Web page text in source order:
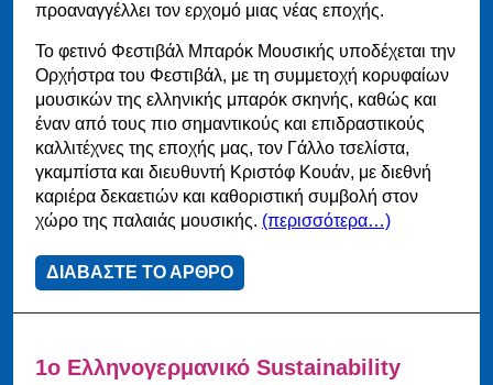
προαναγγέλλει τον ερχομό μιας νέας εποχής.
Το φετινό Φεστιβάλ Μπαρόκ Μουσικής υποδέχεται την
Ορχήστρα του Φεστιβάλ, με τη συμμετοχή κορυφαίων
μουσικών της ελληνικής μπαρόκ σκηνής, καθώς και
έναν από τους πιο σημαντικούς και επιδραστικούς
καλλιτέχνες της εποχής μας, τον Γάλλο τσελίστα,
γκαμπίστα και διευθυντή Κριστόφ Κουάν, με διεθνή
καριέρα δεκαετιών και καθοριστική συμβολή στον
χώρο της παλαιάς μουσικής. (περισσότερα…)
ΔΙΑΒΑΣΤΕ ΤΟ ΑΡΘΡΟ
1ο Ελληνογερμανικό Sustainability